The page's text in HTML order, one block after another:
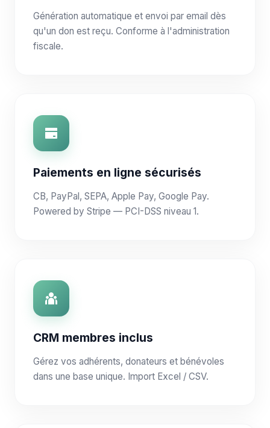
Génération automatique et envoi par email dès
qu'un don est reçu. Conforme à l'administration
fiscale.
Paiements en ligne sécurisés
CB, PayPal, SEPA, Apple Pay, Google Pay.
Powered by Stripe — PCI-DSS niveau 1.
CRM membres inclus
Gérez vos adhérents, donateurs et bénévoles
dans une base unique. Import Excel / CSV.